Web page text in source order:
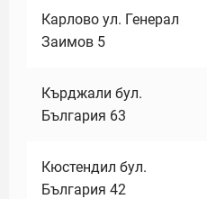
Карлово ул. Генерал
Заимов 5
Кърджали бул.
България 63
Кюстендил бул.
България 42